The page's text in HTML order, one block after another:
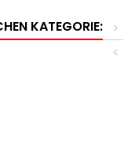
KATEGORIE:
>
<